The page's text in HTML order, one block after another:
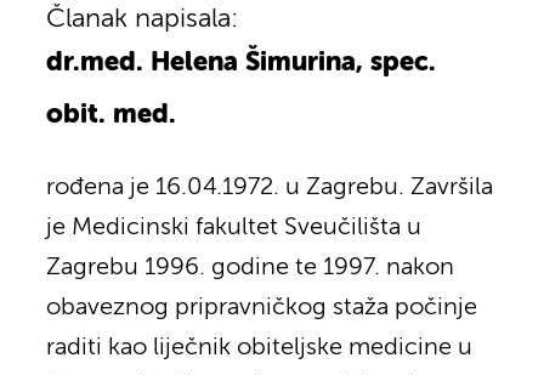
Članak napisala:
dr.med. Helena Šimurina, spec.
obit. med.
rođena je 16.04.1972. u Zagrebu. Završila
je Medicinski fakultet Sveučilišta u
Zagrebu 1996. godine te 1997. nakon
obaveznog pripravničkog staža počinje
raditi kao liječnik obiteljske medicine u